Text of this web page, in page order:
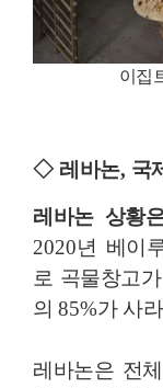
이집
◇ 레바논, 국
레바논 상황
2020년 베이
로 곡물창고
의 85%가 사
레바논은 전